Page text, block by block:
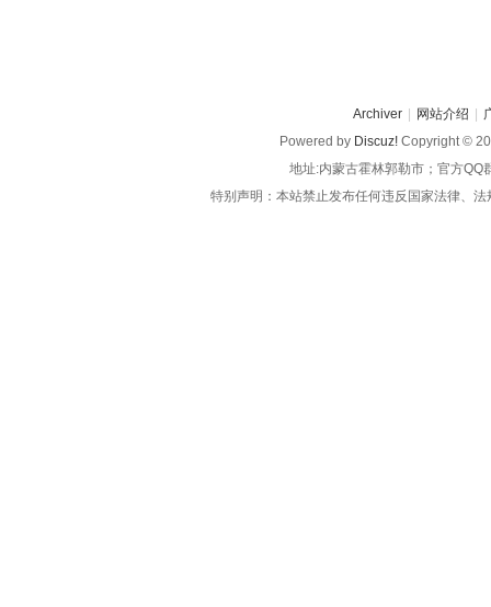
Archiver 网站介绍
Powered by Discuz! Copyright ©
地址:内蒙古霍林郭勒市；官方QQ
特别声明：本站禁止发布任何违反国家法律、